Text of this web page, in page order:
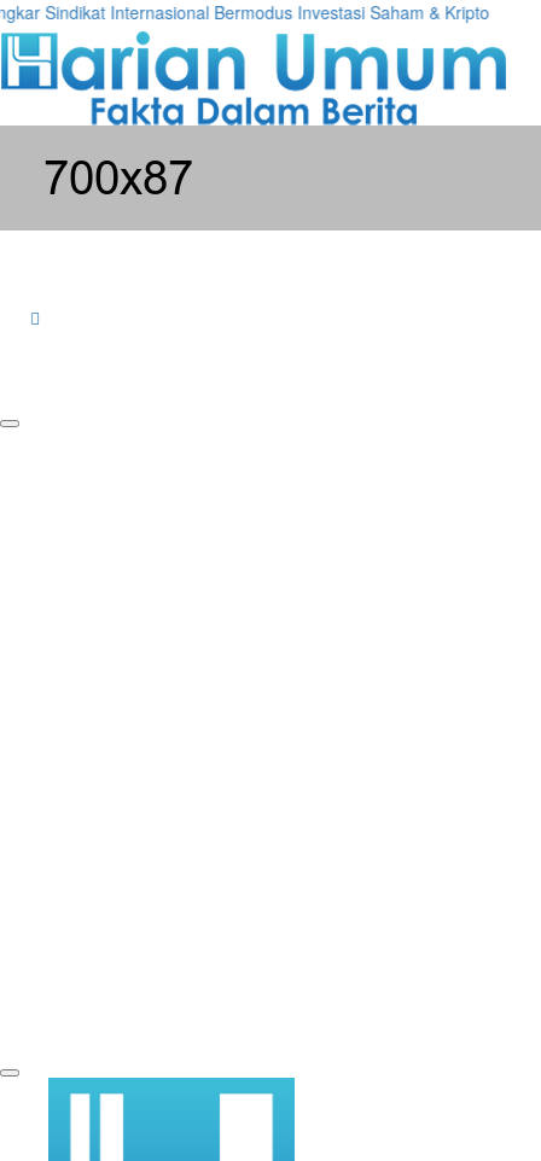
Sindikat Internasional Bermodus Investasi Saham & Kripto